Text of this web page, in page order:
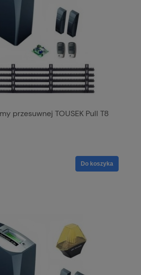
przesuwnej TOUSEK Pull T8
Do koszyka